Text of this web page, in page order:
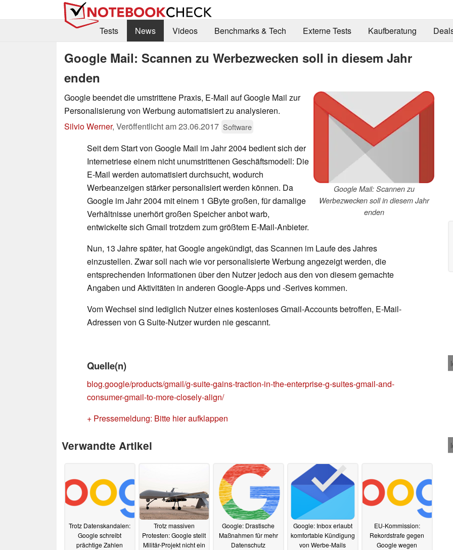
Tests News Videos Benchmarks & Tech Externe Tests Kaufberatung
Google Mail: Scannen zu Werbezwecken soll in diesem Jahr
enden
Google Mail: Scannen zu
Werbezwecken soll in diesem Jahr
enden
Google beendet die umstrittene Praxis, E-Mail auf Google Mail zur
Personalisierung von Werbung automatisiert zu analysieren.
Silvio Werner, Veröffentlicht am23.06.2017 Software
Seit dem Start von Google Mail im Jahr 2004 bedient sich der
Internetriese einem nicht unumstrittenen Geschäftsmodell: Die
E-Mail werden automatisiert durchsucht, wodurch
Werbeanzeigen stärker personalisiert werden können. Da
Google im Jahr 2004 mit einem 1 GByte großen, für damalige
Verhältnisse unerhört großen Speicher anbot warb,
entwickelte sich Gmail trotzdem zum größtem E-Mail-Anbieter.
Nun, 13 Jahre später, hat Google angekündigt, das Scannen im Laufe des Jahres
einzustellen. Zwar soll nach wie vor personalisierte Werbung angezeigt werden, die
entsprechenden Informationen über den Nutzer jedoch aus den von diesem gemachte
Angaben und Aktivitäten in anderen Google-Apps und -Serives kommen.
Vom Wechsel sind lediglich Nutzer eines kostenloses Gmail-Accounts betroffen, E-Mail-
Adressen von G Suite-Nutzer wurden nie gescannt.
Quelle(n)
blog.google/products/gmail/g-suite-gains-traction-in-the-enterprise-g-suites-gmail-and-
consumer-gmail-to-more-closely-align/
+ Pressemeldung: Bitte hier aufklappen
Verwandte Artikel
Trotz Datenskandalen:
Google schreibt
prächtige Zahlen
Trotz massiven
Protesten: Google stellt
Militär-Projekt nicht ein
Google: Drastische
Maßnahmen für mehr
Datenschutz
Google: Inbox erlaubt
komfortable Kündigung
von Werbe-Mails
EU-Kommission:
Rekordstrafe gegen
Google wegen